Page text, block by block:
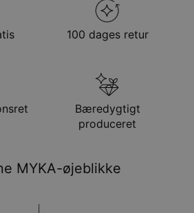
Navnehalskæde Kollektion
Anslået leveringsdato
man. 24. aug. - tir. 25.
lør. 15. aug. - man. 17.
aug.
yderligere afgifter.
at tidsperioden nævnt ovenfor er
100 dages retur
Bæredygtigt
produceret
MYKA-øjeblikke